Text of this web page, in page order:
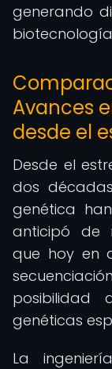
generando
Avances
desde el
Desde el
dos
genética
anticipó de
que hoy en
posibilidad
genéticas
La